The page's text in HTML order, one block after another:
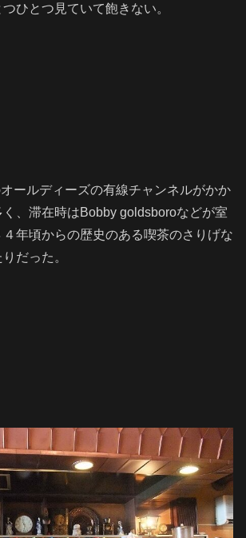
ひとつ見ていて飽きない。
オールディーズの有線チャンネルがかか
、滞在時はBobby goldsboroなどが室
年頃からの歴史のある喫茶のさりげな
だった。